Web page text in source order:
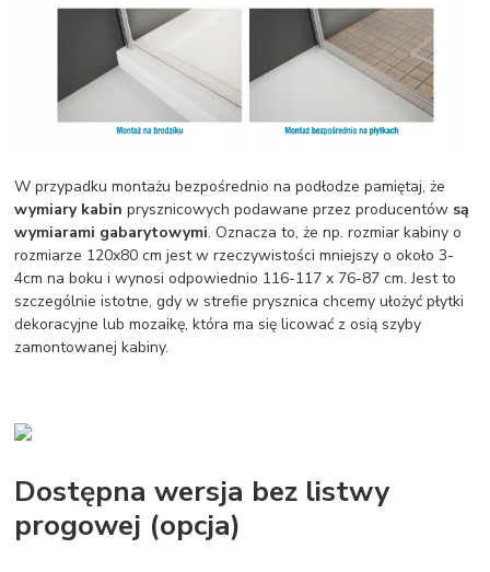
W przypadku montażu bezpośrednio na podłodze pamiętaj, że
wymiary kabin prysznicowych podawane przez producentów są
wymiarami gabarytowymi. Oznacza to, że np. rozmiar kabiny o
rozmiarze 120x80 cm jest w rzeczywistości mniejszy o około 3-
4cm na boku i wynosi odpowiednio 116-117 x 76-87 cm. Jest to
szczególnie istotne, gdy w strefie prysznica chcemy ułożyć płytki
dekoracyjne lub mozaikę, która ma się licować z osią szyby
zamontowanej kabiny.
Dostępna wersja bez listwy
progowej (opcja)